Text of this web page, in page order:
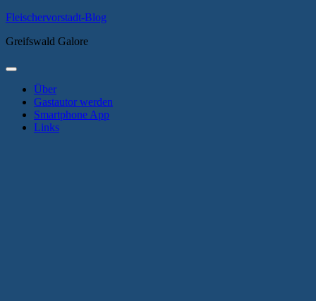
Zum
springen
Fleischervorstadt-Blog
Greifswald Galore
Primäres
Über
Gastautor werden
Smartphone App
Links